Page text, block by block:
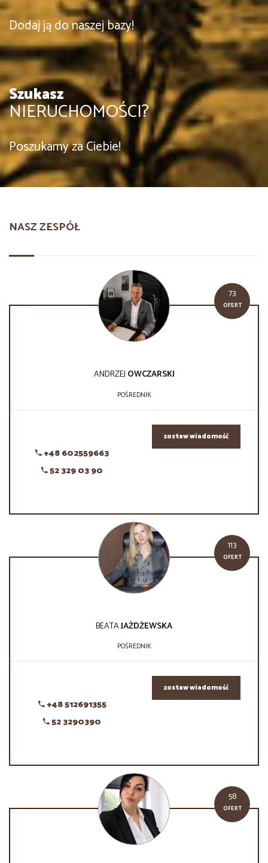
Dodaj ją do naszej bazy!
Szukasz
NIERUCHOMOŚCI?
Poszukamy za Ciebie!
NASZ ZESPÓŁ
73
OFERT
ANDRZEJ OWCZARSKI
POŚREDNIK
+48 602559663
52 329 03 90
zostaw wiadomość
113
OFERT
BEATAJAŻDŻEWSKA
POŚREDNIK
+48 512691355
52 3290390
zostaw wiadomość
58
OFERT